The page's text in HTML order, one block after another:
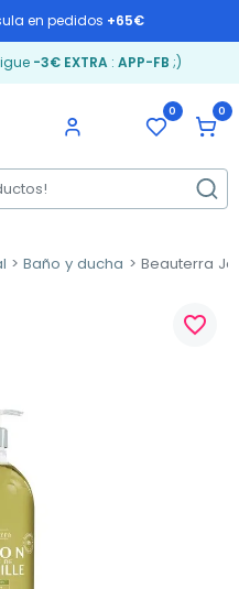
en pedidos +65€
-3€ EXTRA: APP-FB ;)
0 0
Baño y ducha Beauterra
favorite_border